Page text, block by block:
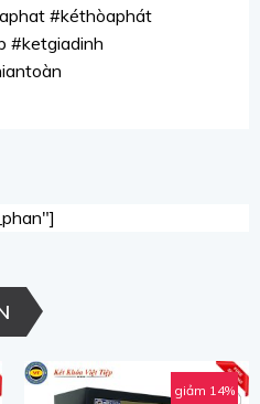
#kéthòaphát
#ketgiadinh
giảm 14%